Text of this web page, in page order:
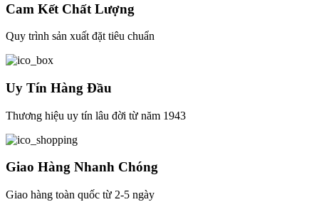
Cam Kết Chất Lượng
Quy trình sản xuất đặt tiêu chuẩn
Uy Tín Hàng Đầu
Thương hiệu uy tín lâu đời từ năm 1943
Giao Hàng Nhanh Chóng
Giao hàng toàn quốc từ 2-5 ngày